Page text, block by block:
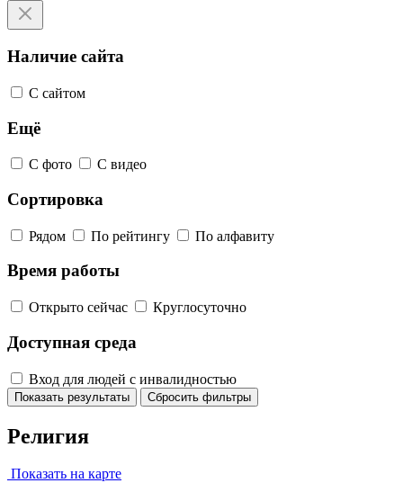
Наличие сайта
С сайтом
Ещё
С фото С видео
Сортировка
Рядом По рейтингу По алфавиту
Время работы
Открыто сейчас Круглосуточно
Доступная среда
Вход для людей с инвалидностью
Показать результаты Сбросить фильтры
Религия
Показать на карте